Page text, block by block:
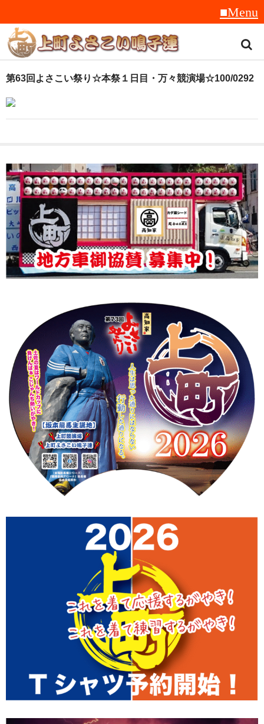
トップ
スタッフ紹介
音楽
衣装
地方車
グッズ
上町Tシャツ
振付
その他
壁紙
お問合せ
スタッフブログ
第63回よさこい祭り☆本祭１日目・万々競演場☆100/0292